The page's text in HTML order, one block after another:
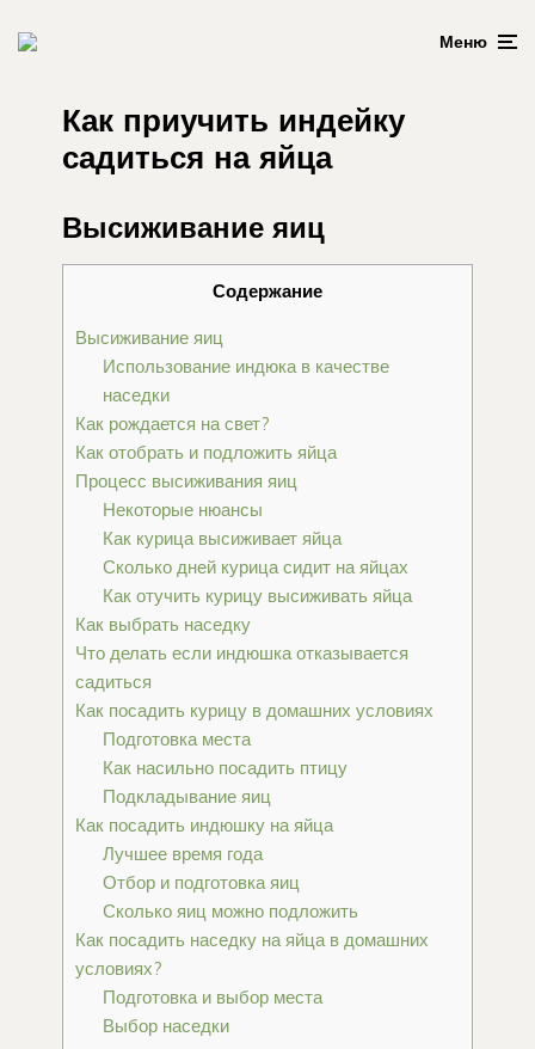
Меню
Как приучить индейку
садиться на яйца
Высиживание яиц
Содержание
Высиживание яиц
Использование индюка в качестве
наседки
Как рождается на свет?
Как отобрать и подложить яйца
Процесс высиживания яиц
Некоторые нюансы
Как курица высиживает яйца
Сколько дней курица сидит на яйцах
Как отучить курицу высиживать яйца
Как выбрать наседку
Что делать если индюшка отказывается
садиться
Как посадить курицу в домашних условиях
Подготовка места
Как насильно посадить птицу
Подкладывание яиц
Как посадить индюшку на яйца
Лучшее время года
Отбор и подготовка яиц
Сколько яиц можно подложить
Как посадить наседку на яйца в домашних
условиях?
Подготовка и выбор места
Выбор наседки